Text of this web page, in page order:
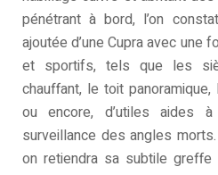
pénétrant à bord, l’on
ajoutée d’une Cupra avec une
et sportifs, tels que les
chauffant, le toit panoramique,
ou encore, d’utiles aides
surveillance des angles
on retiendra sa subtile